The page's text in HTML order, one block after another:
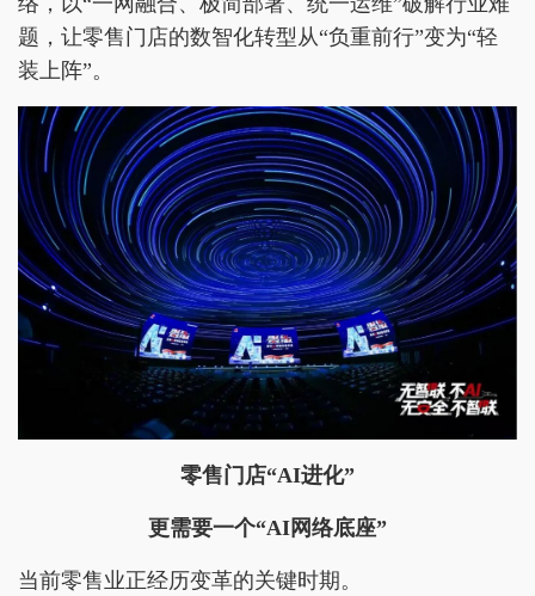
题，让零售门店的数智化转型从“负重前行”变为“轻
装上阵”。
零售门店“AI进化”
更需要一个“AI网络底座”
当前零售业正经历变革的关键时期。